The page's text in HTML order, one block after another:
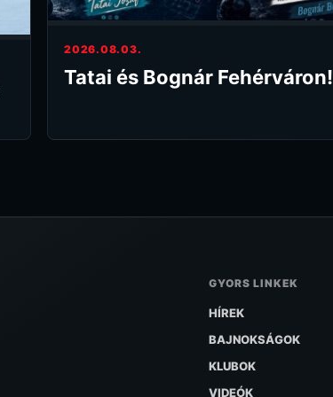
2026.08.03.
Tatai és Bognár Fehérváron!
GYORS LINKEK
HÍREK
BAJNOKSÁGOK
KLUBOK
VIDEÓK